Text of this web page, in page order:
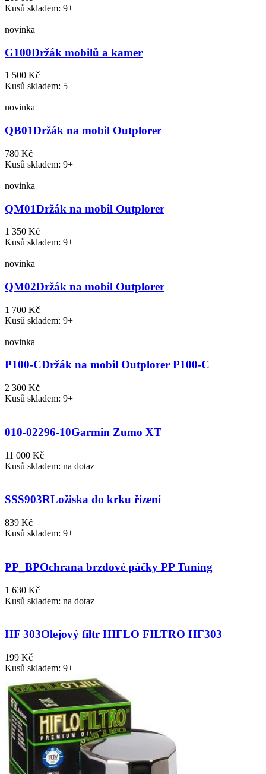
Kusů skladem: 9+
novinka
G100Držák mobilů a kamer
1 500 Kč
Kusů skladem: 5
novinka
QB01Držák na mobil Outplorer
780 Kč
Kusů skladem: 9+
novinka
QM01Držák na mobil Outplorer
1 350 Kč
Kusů skladem: 9+
novinka
QM02Držák na mobil Outplorer
1 700 Kč
Kusů skladem: 9+
novinka
P100-CDržák na mobil Outplorer P100-C
2 300 Kč
Kusů skladem: 9+
010-02296-10Garmin Zumo XT
11 000 Kč
Kusů skladem: na dotaz
SSS903RLožiska do krku řízení
839 Kč
Kusů skladem: 9+
PP_BPOchrana brzdové páčky PP Tuning
1 630 Kč
Kusů skladem: na dotaz
HF 303Olejový filtr HIFLO FILTRO HF303
199 Kč
Kusů skladem: 9+